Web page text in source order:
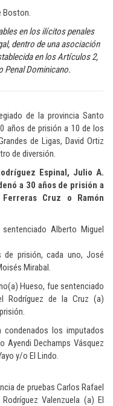
en los ilícitos penales
dentro de una asociación
en los Artículos 2,
Penal Dominicano.
de la provincia Santo
años de prisión a 10 de los
de Ligas, David Ortiz
de diversión.
Espinal, Julio A.
a 30 años de prisión a
Cruz o Ramón
Alberto Miguel
prisión, cada uno, José
Mirabal.
Hueso, fue sentenciado
Rodríguez de la Cruz (a)
los imputados
Ayendi Dechamps Vásquez
y/o El Lindo.
de pruebas Carlos Rafael
Valenzuela (a) El